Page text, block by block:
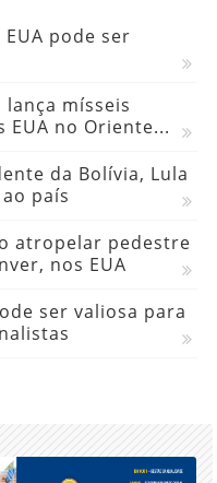
pode ser
mísseis
no Oriente...
da Bolívia, Lula
país
atropelar pedestre
nos EUA
ser valiosa para